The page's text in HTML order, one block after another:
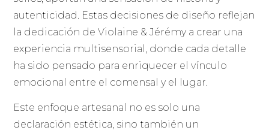
autenticidad. Estas decisiones de diseño reflejan
la dedicación de Violaine & Jérémy a crear una
experiencia multisensorial, donde cada detalle
ha sido pensado para enriquecer el vínculo
emocional entre el comensal y el lugar.
Este enfoque artesanal no es solo una
declaración estética, sino también un